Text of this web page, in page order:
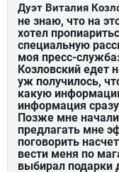
Дуэт Виталия
не знаю, что на
хотел
специальную
моя пресс-
Козловский едет
уж получилось,
какую
информация
Позже мне
предлагать мне
поговорить
вести меня по
выбирал подарки